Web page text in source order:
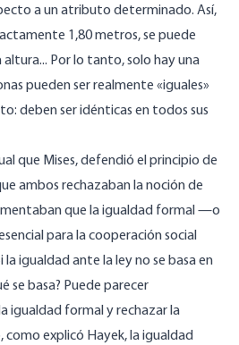
a un atributo determinado. Así,
1,80 metros, se puede
altura... Por lo tanto, solo hay una
pueden ser realmente «iguales»
deben ser idénticas en todos sus
que Mises, defendió el principio de
ambos rechazaban la noción de
que la igualdad formal —o
para la cooperación social
la igualdad ante la ley no se basa en
se basa? Puede parecer
igualdad formal y rechazar la
explicó Hayek, la igualdad